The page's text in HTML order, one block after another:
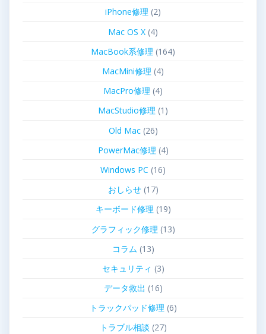
iPhone修理 (2)
Mac OS X (4)
MacBook系修理 (164)
MacMini修理 (4)
MacPro修理 (4)
MacStudio修理 (1)
Old Mac(26)
PowerMac修理 (4)
Windows PC (16)
おしらせ(17)
キーボード修理 (19)
グラフィック修理 (13)
コラム (13)
セキュリティ (3)
データ救出 (16)
トラックパッド修理 (6)
トラブル相談 (27)